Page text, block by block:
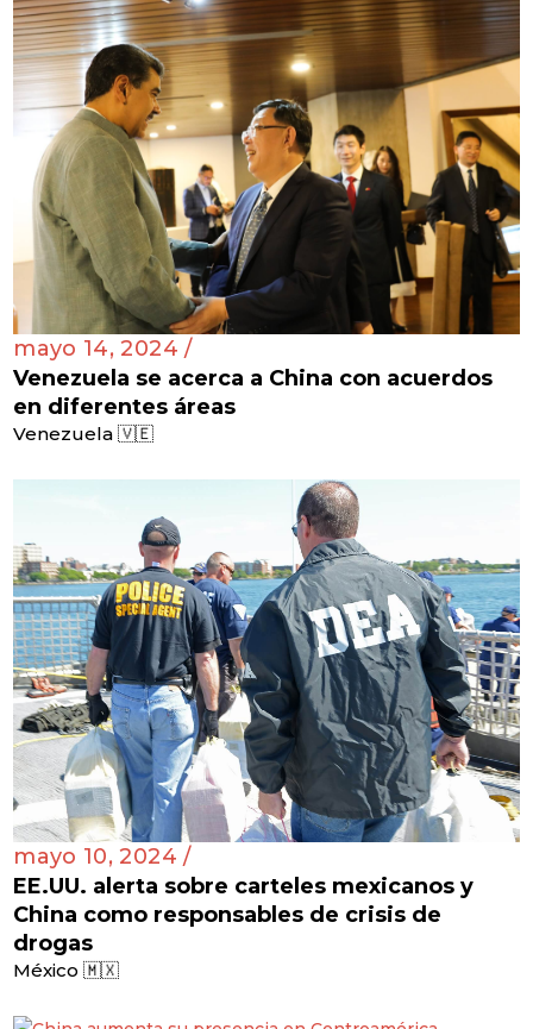
mayo 14, 2024 /
Venezuela se acerca a China con acuerdos
en diferentes áreas
Venezuela 🇻🇪
mayo 10, 2024 /
EE.UU. alerta sobre carteles mexicanos y
China como responsables de crisis de
drogas
México 🇲🇽